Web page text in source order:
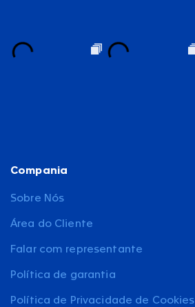
Compania
Sobre Nós
Área do Cliente
Falar com representante
Política de garantia
Política de Privacidade de Cookies